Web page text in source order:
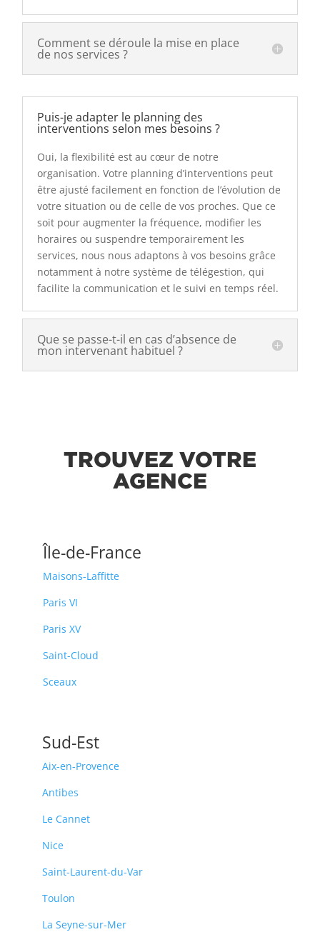
Comment se déroule la mise en place
de nos services ?
Puis-je adapter le planning des
interventions selon mes besoins ?
Oui, la flexibilité est au cœur de notre
organisation. Votre planning d’interventions peut
être ajusté facilement en fonction de l’évolution de
votre situation ou de celle de vos proches. Que ce
soit pour augmenter la fréquence, modifier les
horaires ou suspendre temporairement les
services, nous nous adaptons à vos besoins grâce
notamment à notre système de télégestion, qui
facilite la communication et le suivi en temps réel.
Que se passe-t-il en cas d’absence de
mon intervenant habituel ?
TROUVEZ VOTRE
AGENCE
Île-de-France
Maisons-Laffitte
Paris VI
Paris XV
Saint-Cloud
Sceaux
Sud-Est
Aix-en-Provence
Antibes
Le Cannet
Nice
Saint-Laurent-du-Var
Toulon
La Seyne-sur-Mer